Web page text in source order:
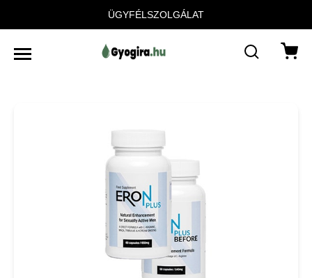
ÜGYFÉLSZOLGÁLAT